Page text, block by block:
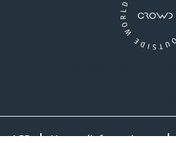
AGB Versandinformationen